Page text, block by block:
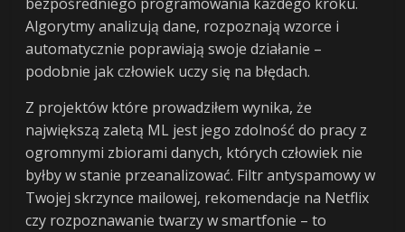
życiu
po
pracy
wealth4living
Algorytmy analizują dane, rozpoznają wzorce i
automatycznie poprawiają swoje działanie –
podobnie jak człowiek uczy się na błędach.
Z projektów które prowadziłem wynika, że
największą zaletą ML jest jego zdolność do pracy z
ogromnymi zbiorami danych, których człowiek nie
byłby w stanie przeanalizować. Filtr antyspamowy w
Twojej skrzynce mailowej, rekomendacje na Netflix
czy rozpoznawanie twarzy w smartfonie – to